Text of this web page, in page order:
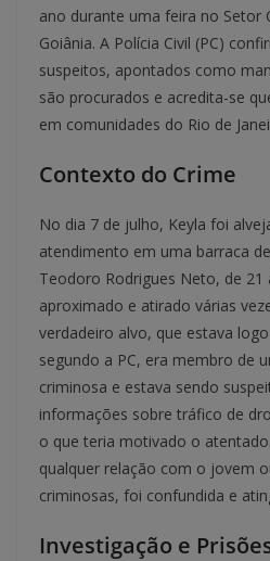
ano durante uma feira no Setor
Goiânia. A Polícia Civil (PC)
suspeitos, apontados como
são procurados e acredita-se
em comunidades do Rio de
Contexto do Crime
No dia 7 de julho, Keyla foi
atendimento em uma barraca
Teodoro Rodrigues Neto, de 21
aproximado e atirado várias
verdadeiro alvo, que estava
segundo a PC, era membro de
criminosa e estava sendo
informações sobre tráfico de
o que teria motivado o
qualquer relação com o jovem
criminosas, foi confundida e
Investigação e